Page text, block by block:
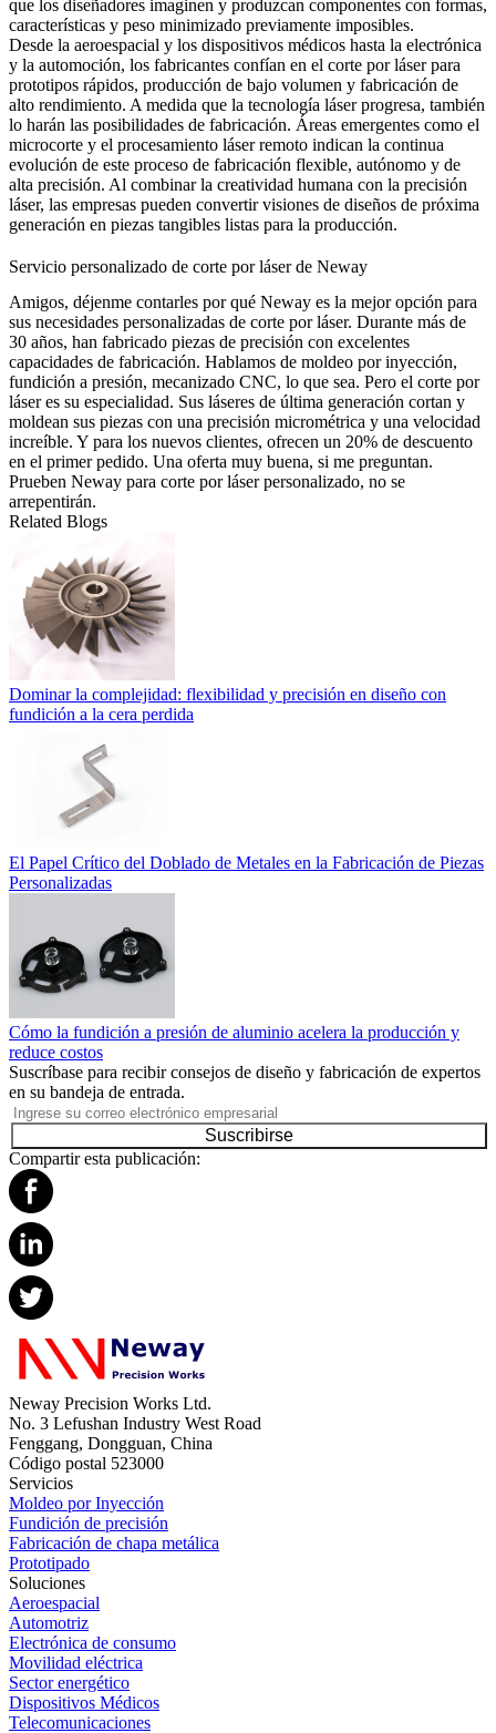
que los diseñadores imaginen y produzcan componentes con formas,
características y peso minimizado previamente imposibles.
Desde la aeroespacial y los dispositivos médicos hasta la electrónica
y la automoción, los fabricantes confían en el corte por láser para
prototipos rápidos, producción de bajo volumen y fabricación de
alto rendimiento. A medida que la tecnología láser progresa, también
lo harán las posibilidades de fabricación. Áreas emergentes como el
microcorte y el procesamiento láser remoto indican la continua
evolución de este proceso de fabricación flexible, autónomo y de
alta precisión. Al combinar la creatividad humana con la precisión
láser, las empresas pueden convertir visiones de diseños de próxima
generación en piezas tangibles listas para la producción.
Servicio personalizado de corte por láser de Neway
Amigos, déjenme contarles por qué Neway es la mejor opción para
sus necesidades personalizadas de corte por láser. Durante más de
30 años, han fabricado piezas de precisión con excelentes
capacidades de fabricación. Hablamos de moldeo por inyección,
fundición a presión, mecanizado CNC, lo que sea. Pero el corte por
láser es su especialidad. Sus láseres de última generación cortan y
moldean sus piezas con una precisión micrométrica y una velocidad
increíble. Y para los nuevos clientes, ofrecen un 20% de descuento
en el primer pedido. Una oferta muy buena, si me preguntan.
Prueben Neway para corte por láser personalizado, no se
arrepentirán.
Related Blogs
Dominar la complejidad: flexibilidad y precisión en diseño con
fundición a la cera perdida
El Papel Crítico del Doblado de Metales en la Fabricación de Piezas
Personalizadas
Cómo la fundición a presión de aluminio acelera la producción y
reduce costos
Suscríbase para recibir consejos de diseño y fabricación de expertos
en su bandeja de entrada.
Suscribirse
Compartir esta publicación:
Neway Precision Works Ltd.
No. 3 Lefushan Industry West Road
Fenggang, Dongguan, China
Código postal 523000
Servicios
Moldeo por Inyección
Fundición de precisión
Fabricación de chapa metálica
Prototipado
Soluciones
Aeroespacial
Automotriz
Electrónica de consumo
Movilidad eléctrica
Sector energético
Dispositivos Médicos
Telecomunicaciones